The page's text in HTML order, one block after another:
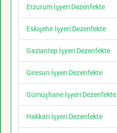
Erzurum İşyeri Dezenfekte
Eskişehir İşyeri Dezenfekte
Gaziantep İşyeri Dezenfekte
Giresun İşyeri Dezenfekte
Gümüşhane İşyeri Dezenfekte
Hakkari İşyeri Dezenfekte